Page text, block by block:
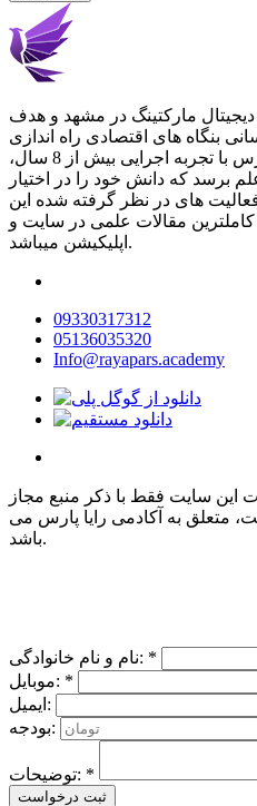
دیجیتال مارکتینگ در مشهد و هدف
بنگاه های اقتصادی راه اندازی
شده است. آکادمی رایا پارس با تجربه اجرایی بیش از 8 سال،
برسد که دانش خود را در اختیار
های در نظر گرفته شده این
کاملترین مقالات علمی در سایت و
اپلیکیشن میباشد.
09330317312
05136035320
Info@rayapars.academy
این سایت فقط با ذکر منبع مجاز
متعلق به آکادمی رایا پارس می
باشد.
نام و نام خانوادگی: *
موبایل: *
ایمیل:
بودجه:
توضیحات: *
ثبت درخواست